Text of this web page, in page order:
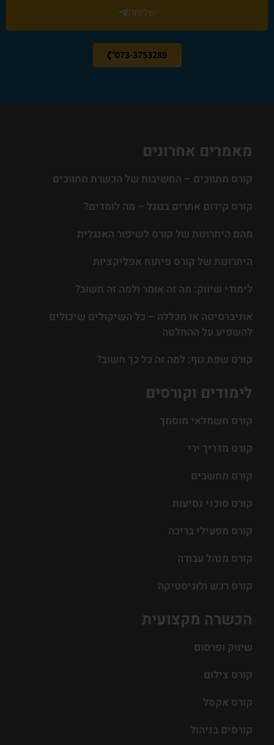
שליחה
073-3753289
הכשרה מקצועית
שיווק ופרסום
קורס צילום
קורס אקסל
קורסים בניהול
לימודים וקורסים
קורס חשמלאי מוסמך
קורס מדריך ירי
קורס מחשבים
קורס סוכני נסיעות
קורס מפעילי בריכה
קורס מנהל עבודה
קורס רכש ולוגיסטיקה
מאמרים אחרונים
קורס מתווכים – החשיבות של הכשרת מתווכים
קורס קידום אתרים בגוגל – מה לומדים?
מהם היתרונות של קורס לשיפור האנגלית
היתרונות של קורס פיתוח אפליקציות
לימודי שיווק: מה זה אומר ולמה זה חשוב?
אוניברסיטה או מכללה – כל השיקולים שיכולים
להשפיע על ההחלטה
קורס שפת גוף: למה זה כל כך חשוב?